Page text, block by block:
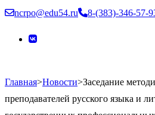
Перейти
содержимому
Enter)
ncrpo@edu54.ru 8-(383)-346-57-
Главная>Новости>Заседание
преподавателей русского языка и